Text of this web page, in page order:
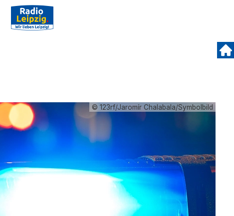
© 123rf/Jaromír Chalabala/Symbolbild